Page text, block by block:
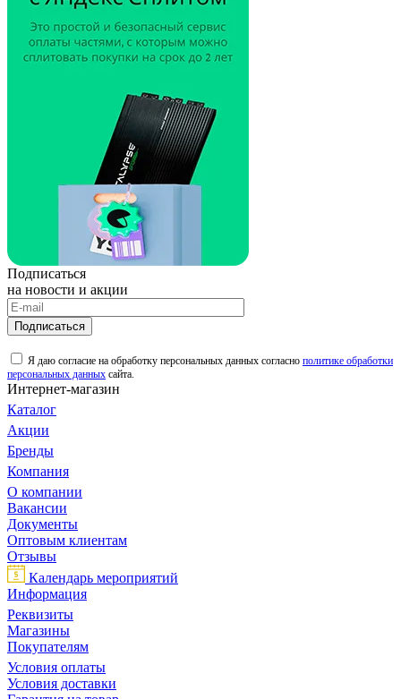
Подписаться
на новости и акции
Подписаться
Я даю согласие на обработку персональных данных согласно политике обработки
персональных данных сайта.
Интернет-магазин
Каталог
Акции
Бренды
Компания
О компании
Вакансии
Документы
Оптовым клиентам
Отзывы
Календарь мероприятий
Информация
Реквизиты
Магазины
Покупателям
Условия оплаты
Условия доставки